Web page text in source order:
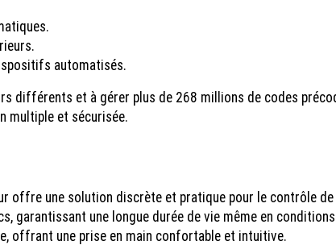
automatisés.
différents et à gérer plus de 268 millions de codes
multiple et sécurisée.
offre une solution discrète et pratique pour le contrôle
garantissant une longue durée de vie même en
offrant une prise en main confortable et intuitive.